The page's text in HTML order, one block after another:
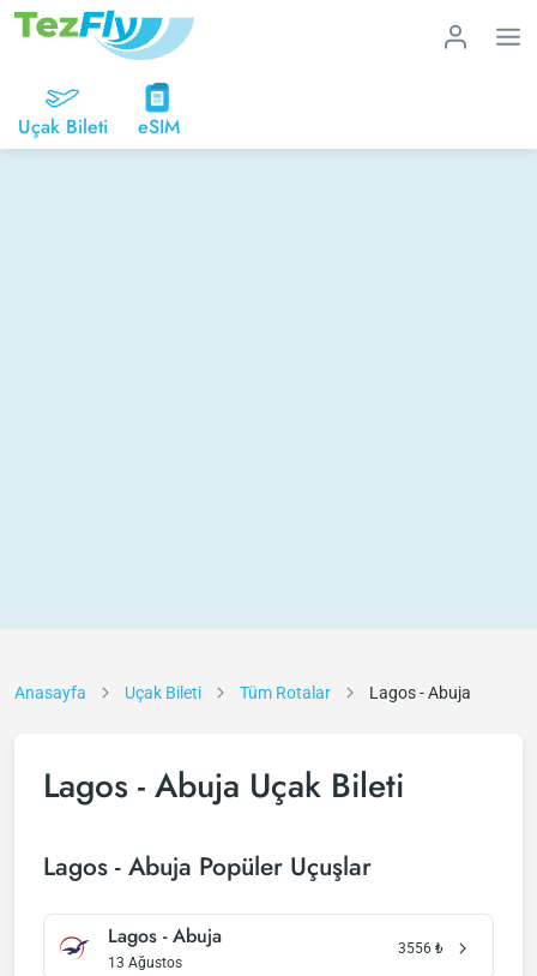
Uçak Bileti eSIM
Anasayfa Uçak Bileti Tüm Rotalar Lagos - Abuja
Lagos - Abuja Uçak Bileti
Lagos - Abuja Popüler Uçuşlar
Lagos - Abuja
13 Ağustos
3556 ₺